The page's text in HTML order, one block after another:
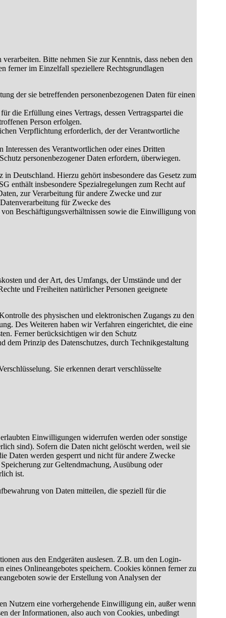
Bitte nehmen Sie zur Kenntnis, dass neben den
ferner im Einzelfall speziellere Rechtsgrundlagen
der sie betreffenden personenbezogenen Daten für einen
die Erfüllung eines Vertrags, dessen Vertragspartei die
Person erfolgen.
Verpflichtung erforderlich, der der Verantwortliche
des Verantwortlichen oder eines Dritten
personenbezogener Daten erfordern, überwiegen.
Deutschland. Hierzu gehört insbesondere das Gesetz zum
enthält insbesondere Spezialregelungen zum Recht auf
zur Verarbeitung für andere Zwecke und zur
für Zwecke des
Beschäftigungsverhältnissen sowie die Einwilligung von
und der Art, des Umfangs, der Umstände und der
und Freiheiten natürlicher Personen geeignete
des physischen und elektronischen Zugangs zu den
Des Weiteren haben wir Verfahren eingerichtet, die eine
Ferner berücksichtigen wir den Schutz
dem Prinzip des Datenschutzes, durch Technikgestaltung
Sie erkennen derart verschlüsselte
Einwilligungen widerrufen werden oder sonstige
sind). Sofern die Daten nicht gelöscht werden, weil sie
Daten werden gesperrt und nicht für andere Zwecke
zur Geltendmachung, Ausübung oder
ist.
von Daten mitteilen, die speziell für die
aus den Endgeräten auslesen. Z.B. um den Login-
Onlineangebotes speichern. Cookies können ferner zu
sowie der Erstellung von Analysen der
Nutzern eine vorhergehende Einwilligung ein, außer wenn
der Informationen, also auch von Cookies, unbedingt